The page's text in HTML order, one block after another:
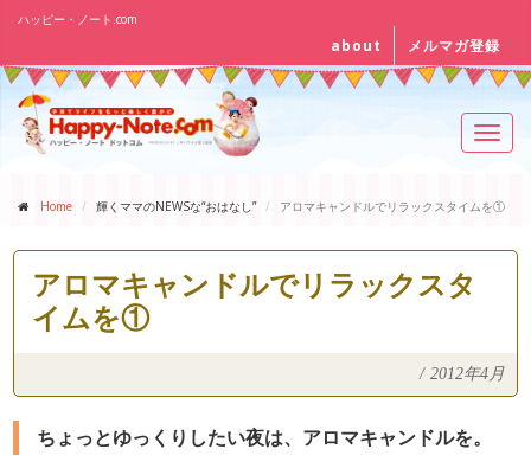
ハッピー・ノート.com
about メルマガ登録
Home 輝くママのNEWSな“おはなし” アロマキャンドルでリラックスタイムを①
アロマキャンドルでリラックスタ
イムを①
/ 2012年4月
ちょっとゆっくりしたい夜は、アロマキャンドルを。